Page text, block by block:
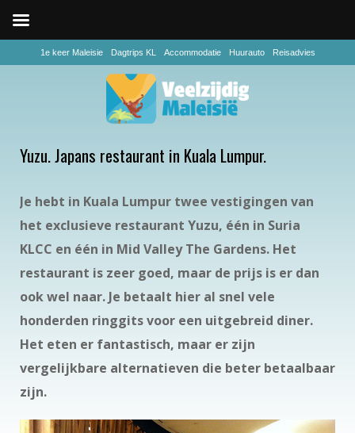
1e keer Maleisie Dagtrips KL Accommodatie Huurauto Reisadvies
Yuzu. Japans restaurant in Kuala Lumpur.
Je hebt in Kuala Lumpur twee vestigingen van
het exclusieve restaurant Yuzu, één in Suria
KLCC en één in Mid Valley The Gardens. Het
restaurant is zeer goed, maar de prijs is er dan
ook wel naar. Je betaalt hier al snel vele
honderden ringgits voor een uitgebreid diner.
Het eten er fantastisch, maar er zijn
vergelijkbare alternatieven die beter betaalbaar
zijn.